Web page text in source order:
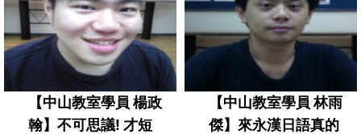
【中山教室學員 楊政
翰】不可思議! 才短
【中山教室學員 林雨
傑】來永漢日語真的